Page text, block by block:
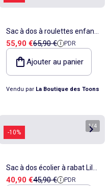
Sac à dos à roulettes enfant
Harry Potter bleu nuit 2
compartiments
Prix de vente
55,90 €Prix de référence
65,90 € PDR
Ajouter au panier
Vendu par La Boutique des Toons
-10%
1/4
Sac à dos écolier à rabat Lilo
& Stitch Angel 41 cm
Prix de vente
40,90 €Prix de référence
45,90 € PDR